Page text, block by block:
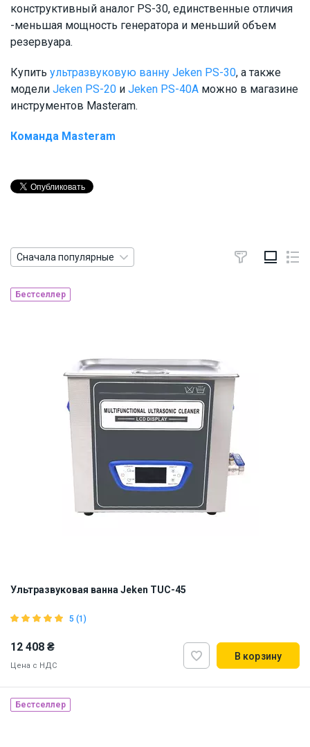
конструктивный аналог PS-30, единственные отличия
-меньшая мощность генератора и меньший объем
резервуара.
Купить ультразвуковую ванну Jeken PS-30, а также
модели Jeken PS-20 и Jeken PS-40А можно в магазине
инструментов Masteram.
Команда Masteram
Сначала популярные
Бестселлер
Ультразвуковая ванна Jeken TUC-45
5 (1)
12 408 ₴
Цена с НДС
В корзину
Бестселлер